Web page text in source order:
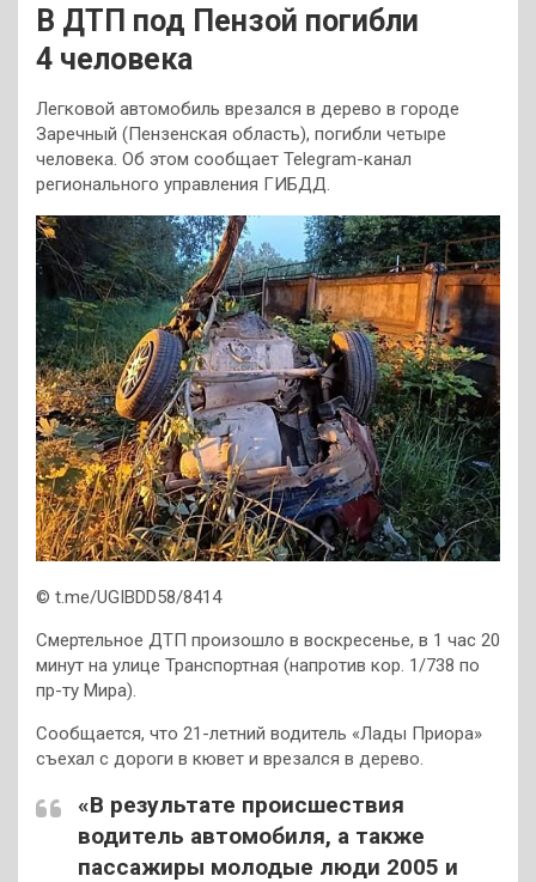
В ДТП под Пензой погибли
4 человека
Легковой автомобиль врезался в дерево в городе
Заречный (Пензенская область), погибли четыре
человека. Об этом сообщает Telegram-канал
регионального управления ГИБДД.
© t.me/UGIBDD58/8414
Смертельное ДТП произошло в воскресенье, в 1 час 20
минут на улице Транспортная (напротив кор. 1/738 по
пр-ту Мира).
Сообщается, что 21-летний водитель «Лады Приора»
съехал с дороги в кювет и врезался в дерево.
«В результате происшествия
водитель автомобиля, а также
пассажиры молодые люди 2005 и